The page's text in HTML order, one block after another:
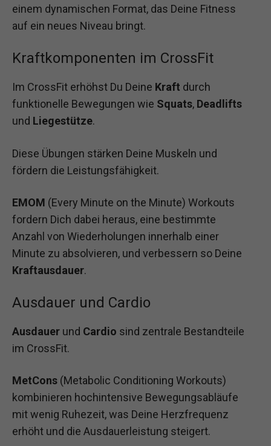
einem dynamischen Format, das Deine Fitness
auf ein neues Niveau bringt.
Kraftkomponenten im CrossFit
Im CrossFit erhöhst Du Deine Kraft durch
funktionelle Bewegungen wie Squats, Deadlifts
und Liegestütze.
Diese Übungen stärken Deine Muskeln und
fördern die Leistungsfähigkeit.
EMOM (Every Minute on the Minute) Workouts
fordern Dich dabei heraus, eine bestimmte
Anzahl von Wiederholungen innerhalb einer
Minute zu absolvieren, und verbessern so Deine
Kraftausdauer.
Ausdauer und Cardio
Ausdauer und Cardio sind zentrale Bestandteile
im CrossFit.
MetCons (Metabolic Conditioning Workouts)
kombinieren hochintensive Bewegungsabläufe
mit wenig Ruhezeit, was Deine Herzfrequenz
erhöht und die Ausdauerleistung steigert.